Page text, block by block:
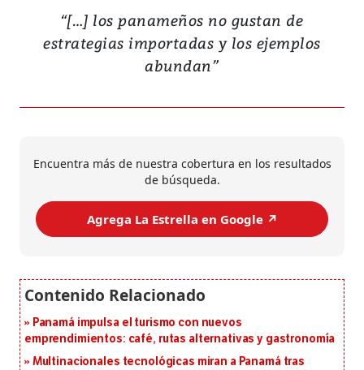
“[…] los panameños no gustan de
estrategias importadas y los ejemplos
abundan”
Encuentra más de nuestra cobertura en los resultados
de búsqueda.
Agrega La Estrella en Google ↗️
Panamá impulsa el turismo con nuevos
emprendimientos: café, rutas alternativas y gastronomía
Multinacionales tecnológicas miran a Panamá tras